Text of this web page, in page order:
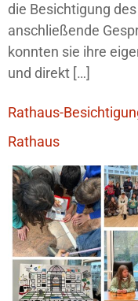
die Besichtigung
anschließende
konnten sie ihre
und direkt […]
Rathaus-
Rathaus